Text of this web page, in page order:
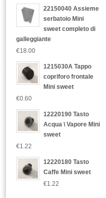
22150040 Assieme
serbatoio Mini
sweet completo di
galleggiante
€18.00
1215030A Tappo
copriforo frontale
Mini sweet
€0.60
12220190 Tasto
Acqua \ Vapore Mini
sweet
€1.22
12220180 Tasto
Caffe Mini sweet
€1.22